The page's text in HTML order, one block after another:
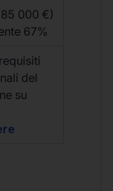
000 €)
67%
del
su